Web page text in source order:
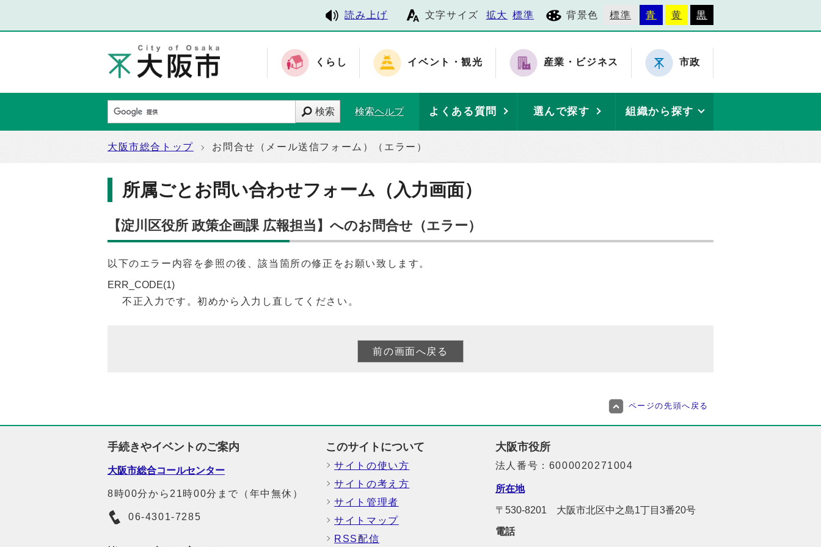
読み上げ 文字サイズ 拡大 標準 背景色 標準 青 黄 黒
くらし イベント・観光 産業・ビジネス 市政
検索 検索ヘルプ よくある質問 選んで探す 組織から探す
大阪市総合トップ お問合せ（メール送信フォーム）（エラー）
所属ごとお問い合わせフォーム（入力画面）
【淀川区役所 政策企画課 広報担当】へのお問合せ（エラー）
以下のエラー内容を参照の後、該当箇所の修正をお願い致します。
ERR_CODE(1)
不正入力です。初めから入力し直してください。
ページの先頭へ戻る
手続きやイベントのご案内
大阪市総合コールセンター
8時00分から21時00分まで（年中無休）
06-4301-7285
このサイトについて
サイトの使い方
サイトの考え方
サイト管理者
サイトマップ
RSS配信
大阪市役所
法人番号：6000020271004
所在地
〒530-8201 大阪市北区中之島1丁目3番20号
電話